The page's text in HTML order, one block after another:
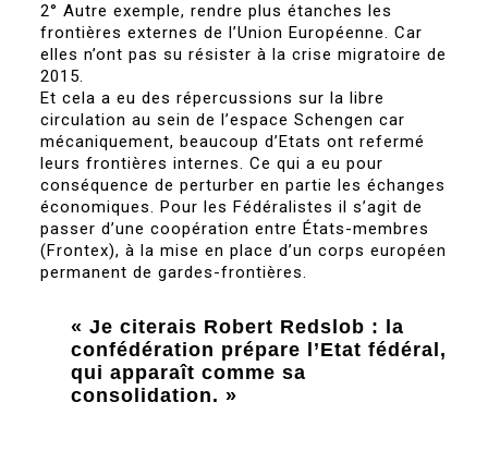
2° Autre exemple, rendre plus étanches les
frontières externes de l’Union Européenne. Car
elles n’ont pas su résister à la crise migratoire de
2015.
Et cela a eu des répercussions sur la libre
circulation au sein de l’espace Schengen car
mécaniquement, beaucoup d’Etats ont refermé
leurs frontières internes. Ce qui a eu pour
conséquence de perturber en partie les échanges
économiques. Pour les Fédéralistes il s’agit de
passer d’une coopération entre États-membres
(Frontex), à la mise en place d’un corps européen
permanent de gardes-frontières.
« Je citerais Robert Redslob : la
confédération prépare l’Etat fédéral,
qui apparaît comme sa
consolidation. »